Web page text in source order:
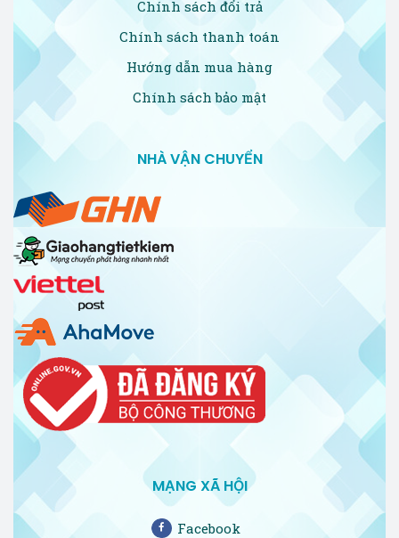
Chính sách đổi trả
Chính sách thanh toán
Hướng dẫn mua hàng
Chính sách bảo mật
NHÀ VẬN CHUYỂN
MẠNG XÃ HỘI
Facebook